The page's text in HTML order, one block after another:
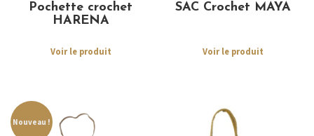
Pochette crochet
HARENA
Voir le produit
SAC Crochet MAYA
Voir le produit
Nouveau !